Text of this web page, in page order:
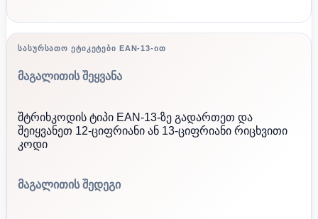
ᲡᲐᲡᲣᲠᲡᲐᲗᲝ ᲔᲢᲘᲙᲔᲢᲔᲑᲘ EAN-13-ᲘᲗ
მაგალითის შეყვანა
შტრიხკოდის ტიპი EAN-13-ზე გადართეთ და
შეიყვანეთ 12-ციფრიანი ან 13-ციფრიანი რიცხვითი
კოდი
მაგალითის შედეგი